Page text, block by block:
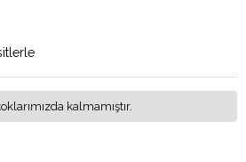
kalmamıştır.